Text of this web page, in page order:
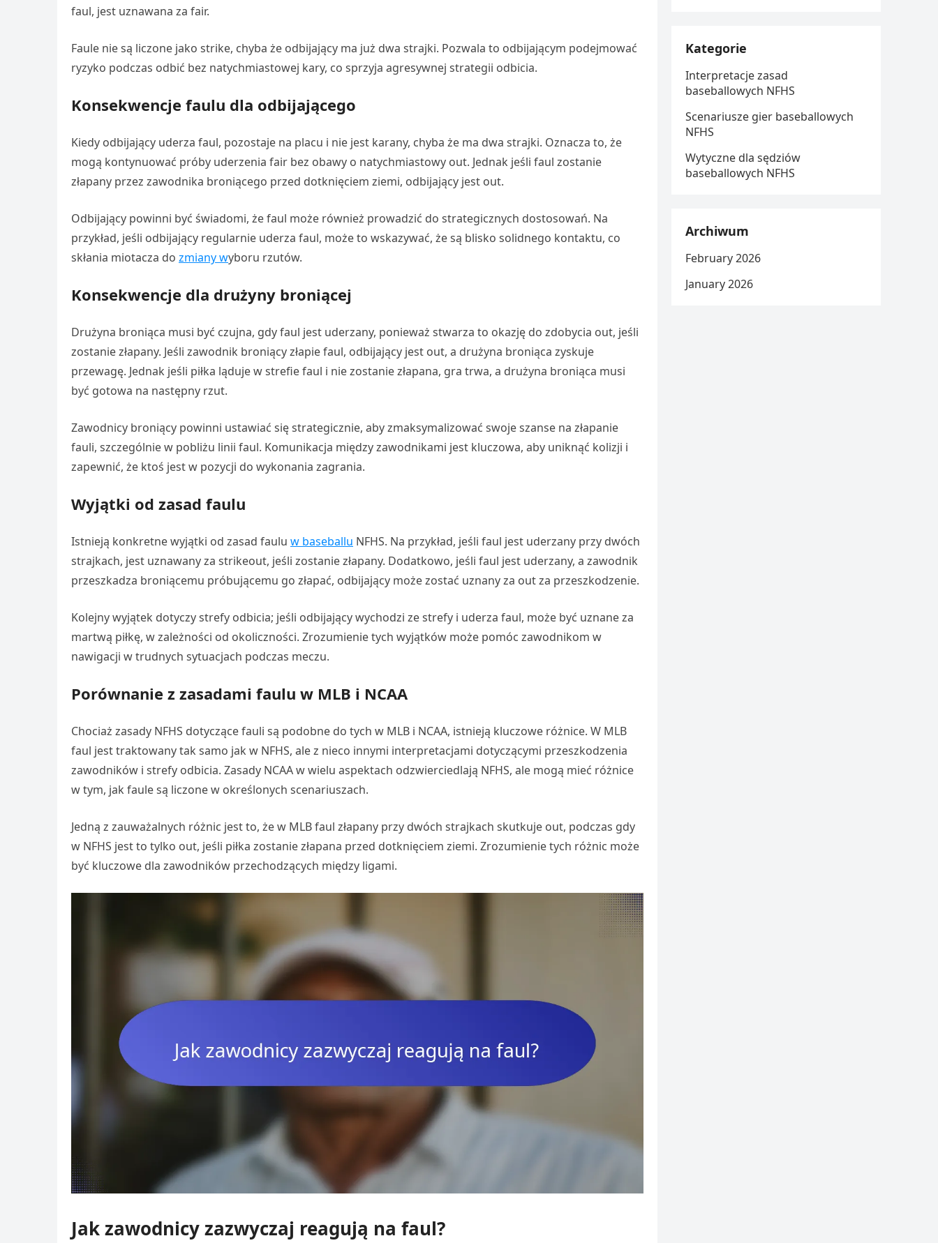
faul, jest uznawana za fair.
Faule nie są liczone jako strike, chyba że odbijający ma już dwa strajki. Pozwala to odbijającym podejmować
ryzyko podczas odbić bez natychmiastowej kary, co sprzyja agresywnej strategii odbicia.
Konsekwencje faulu dla odbijającego
Kiedy odbijający uderza faul, pozostaje na placu i nie jest karany, chyba że ma dwa strajki. Oznacza to, że
mogą kontynuować próby uderzenia fair bez obawy o natychmiastowy out. Jednak jeśli faul zostanie
złapany przez zawodnika broniącego przed dotknięciem ziemi, odbijający jest out.
Odbijający powinni być świadomi, że faul może również prowadzić do strategicznych dostosowań. Na
przykład, jeśli odbijający regularnie uderza faul, może to wskazywać, że są blisko solidnego kontaktu, co
skłania miotacza do zmiany wyboru rzutów.
Konsekwencje dla drużyny broniącej
Drużyna broniąca musi być czujna, gdy faul jest uderzany, ponieważ stwarza to okazję do zdobycia out, jeśli
zostanie złapany. Jeśli zawodnik broniący złapie faul, odbijający jest out, a drużyna broniąca zyskuje
przewagę. Jednak jeśli piłka ląduje w strefie faul i nie zostanie złapana, gra trwa, a drużyna broniąca musi
być gotowa na następny rzut.
Zawodnicy broniący powinni ustawiać się strategicznie, aby zmaksymalizować swoje szanse na złapanie
fauli, szczególnie w pobliżu linii faul. Komunikacja między zawodnikami jest kluczowa, aby uniknąć kolizji i
zapewnić, że ktoś jest w pozycji do wykonania zagrania.
Wyjątki od zasad faulu
Istnieją konkretne wyjątki od zasad faulu w baseballu NFHS. Na przykład, jeśli faul jest uderzany przy dwóch
strajkach, jest uznawany za strikeout, jeśli zostanie złapany. Dodatkowo, jeśli faul jest uderzany, a zawodnik
przeszkadza broniącemu próbującemu go złapać, odbijający może zostać uznany za out za przeszkodzenie.
Kolejny wyjątek dotyczy strefy odbicia; jeśli odbijający wychodzi ze strefy i uderza faul, może być uznane za
martwą piłkę, w zależności od okoliczności. Zrozumienie tych wyjątków może pomóc zawodnikom w
nawigacji w trudnych sytuacjach podczas meczu.
Porównanie z zasadami faulu w MLB i NCAA
Chociaż zasady NFHS dotyczące fauli są podobne do tych w MLB i NCAA, istnieją kluczowe różnice. W MLB
faul jest traktowany tak samo jak w NFHS, ale z nieco innymi interpretacjami dotyczącymi przeszkodzenia
zawodników i strefy odbicia. Zasady NCAA w wielu aspektach odzwierciedlają NFHS, ale mogą mieć różnice
w tym, jak faule są liczone w określonych scenariuszach.
Jedną z zauważalnych różnic jest to, że w MLB faul złapany przy dwóch strajkach skutkuje out, podczas gdy
w NFHS jest to tylko out, jeśli piłka zostanie złapana przed dotknięciem ziemi. Zrozumienie tych różnic może
być kluczowe dla zawodników przechodzących między ligami.
Jak zawodnicy zazwyczaj reagują na faul?
Kategorie
Interpretacje zasad
baseballowych NFHS
Scenariusze gier baseballowych
NFHS
Wytyczne dla sędziów
baseballowych NFHS
Archiwum
February 2026
January 2026